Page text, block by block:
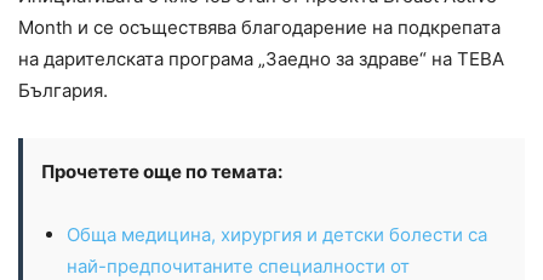
Month и се осъществява благодарение на подкрепата
на дарителската програма „Заедно за здраве“ на ТЕВА
България.
Прочетете още по темата:
Обща медицина, хирургия и детски болести са
най-предпочитаните специалности от